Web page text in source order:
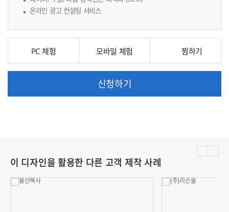
온라인 광고 컨설팅 서비스
PC 체험 모바일 체험
신청하기
이 디자인을 활용한 다른 고객 제작 사례